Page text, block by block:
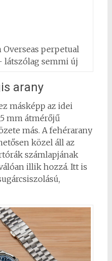
perpetual
semmi új
arany
másképp az idei
mm átmérőjű
más. A fehérarany
közel áll az
számlapjának
illik hozzá. Itt is